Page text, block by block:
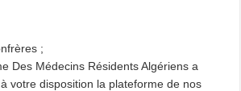
;
Des Médecins Résidents Algériens a
votre disposition la plateforme de nos